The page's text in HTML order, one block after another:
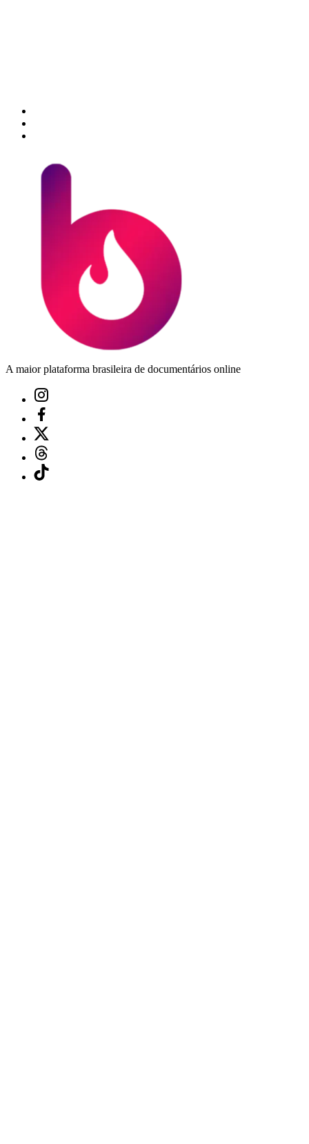
A maior plataforma brasileira de documentários online